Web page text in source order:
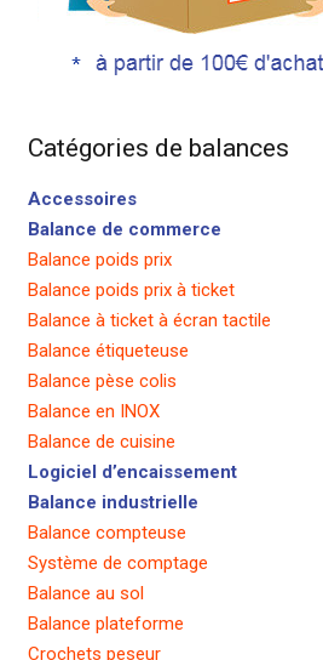
Catégories de balances
Accessoires
Balance de commerce
Balance poids prix
Balance poids prix à ticket
Balance à ticket à écran tactile
Balance étiqueteuse
Balance pèse colis
Balance en INOX
Balance de cuisine
Logiciel d’encaissement
Balance industrielle
Balance compteuse
Système de comptage
Balance au sol
Balance plateforme
Crochets peseur